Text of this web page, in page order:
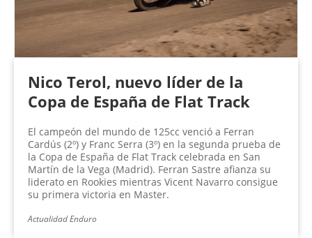
Nico Terol, nuevo líder de la
Copa de España de Flat Track
El campeón del mundo de 125cc venció a Ferran
Cardús (2º) y Franc Serra (3º) en la segunda prueba de
la Copa de España de Flat Track celebrada en San
Martín de la Vega (Madrid). Ferran Sastre afianza su
liderato en Rookies mientras Vicent Navarro consigue
su primera victoria en Master.
Actualidad Enduro